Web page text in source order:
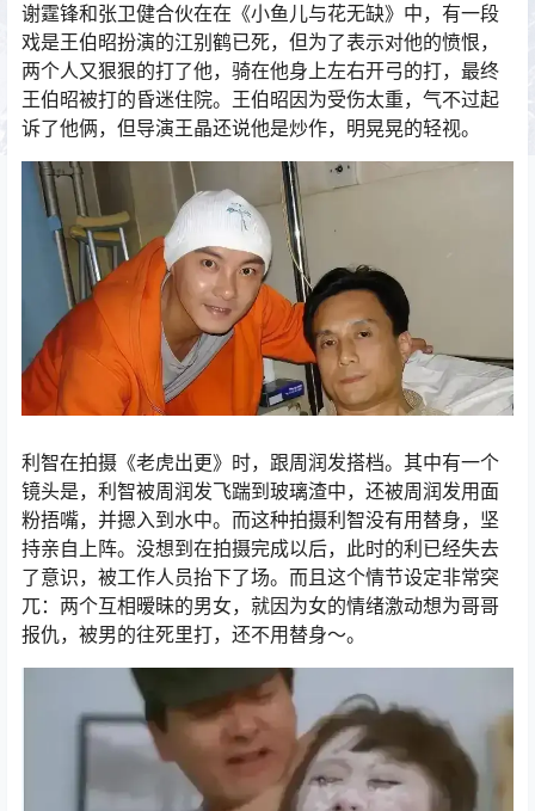
谢霆锋和张卫健合伙在在《小鱼儿与花无缺》中，有一段
戏是王伯昭扮演的江别鹤已死，但为了表示对他的愤恨，
两个人又狠狠的打了他，骑在他身上左右开弓的打，最终
王伯昭被打的昏迷住院。王伯昭因为受伤太重，气不过起
诉了他俩，但导演王晶还说他是炒作，明晃晃的轻视。
利智在拍摄《老虎出更》时，跟周润发搭档。其中有一个
镜头是，利智被周润发飞踹到玻璃渣中，还被周润发用面
粉捂嘴，并摁入到水中。而这种拍摄利智没有用替身，坚
持亲自上阵。没想到在拍摄完成以后，此时的利已经失去
了意识，被工作人员抬下了场。而且这个情节设定非常突
兀：两个互相暧昧的男女，就因为女的情绪激动想为哥哥
报仇，被男的往死里打，还不用替身～。